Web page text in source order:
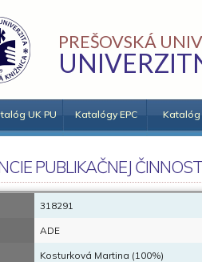
PREŠOVSKÁ
UK PU Katalógy EPC Katalóg
PUBLIKAČNEJ
318291
ADE
Kosturková Martina (100%)